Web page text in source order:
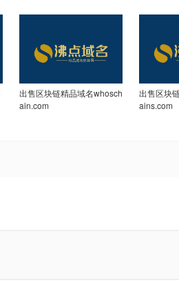
出售区块链精品域名whosch
ain.com
出售区块
ains.com